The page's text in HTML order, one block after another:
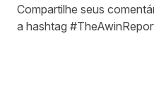
Compartilhe seus
a hashtag